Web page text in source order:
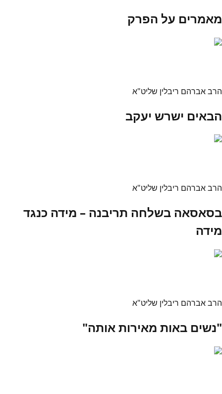
מאמרים על הפרק
הרב אברהם ריבלין שליט"א
הבאים ישרש יעקב
הרב אברהם ריבלין שליט"א
בסאסאה בשלחה תריבנה – מידה כנגד
מידה
הרב אברהם ריבלין שליט"א
"נשים באות מאירות אותה"